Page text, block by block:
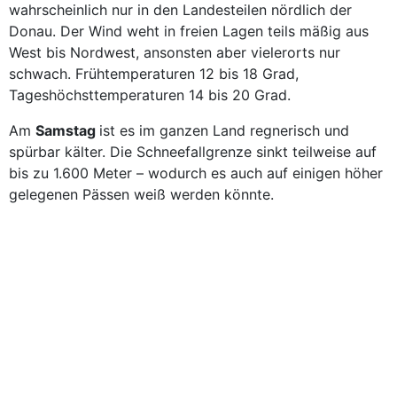
wahrscheinlich nur in den Landesteilen nördlich der
Donau. Der Wind weht in freien Lagen teils mäßig aus
West bis Nordwest, ansonsten aber vielerorts nur
schwach. Frühtemperaturen 12 bis 18 Grad,
Tageshöchsttemperaturen 14 bis 20 Grad.
Am Samstag ist es im ganzen Land regnerisch und
spürbar kälter. Die Schneefallgrenze sinkt teilweise auf
bis zu 1.600 Meter – wodurch es auch auf einigen höher
gelegenen Pässen weiß werden könnte.